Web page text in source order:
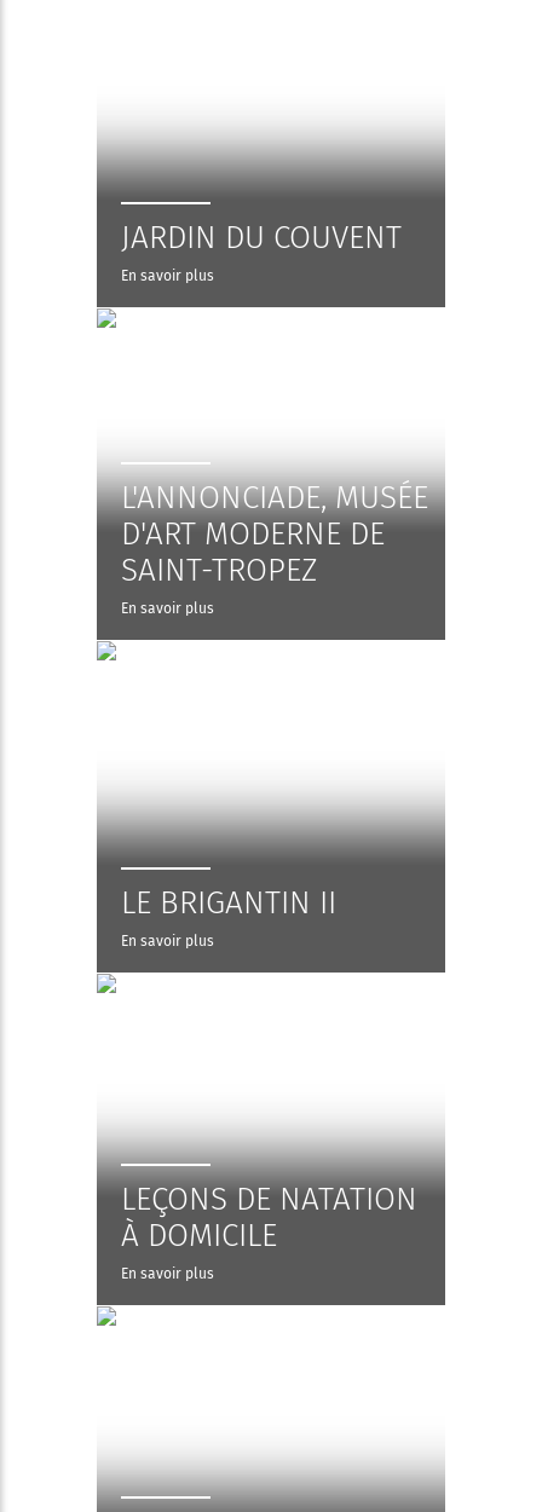
JARDIN DU COUVENT
En savoir plus
L'ANNONCIADE, MUSÉE
D'ART MODERNE DE
SAINT-TROPEZ
En savoir plus
LE BRIGANTIN II
En savoir plus
LEÇONS DE NATATION
À DOMICILE
En savoir plus